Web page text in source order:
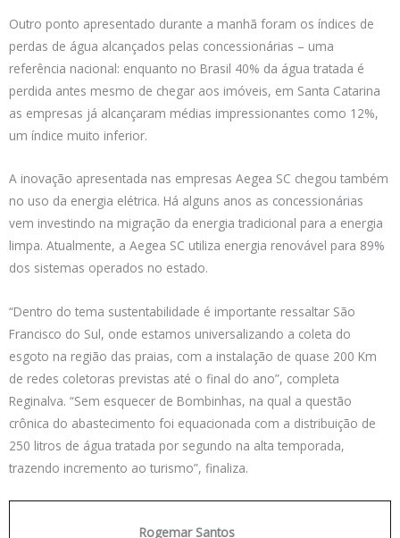
Outro ponto apresentado durante a manhã foram os índices de
perdas de água alcançados pelas concessionárias – uma
referência nacional: enquanto no Brasil 40% da água tratada é
perdida antes mesmo de chegar aos imóveis, em Santa Catarina
as empresas já alcançaram médias impressionantes como 12%,
um índice muito inferior.
A inovação apresentada nas empresas Aegea SC chegou também
no uso da energia elétrica. Há alguns anos as concessionárias
vem investindo na migração da energia tradicional para a energia
limpa. Atualmente, a Aegea SC utiliza energia renovável para 89%
dos sistemas operados no estado.
“Dentro do tema sustentabilidade é importante ressaltar São
Francisco do Sul, onde estamos universalizando a coleta do
esgoto na região das praias, com a instalação de quase 200 Km
de redes coletoras previstas até o final do ano”, completa
Reginalva. “Sem esquecer de Bombinhas, na qual a questão
crônica do abastecimento foi equacionada com a distribuição de
250 litros de água tratada por segundo na alta temporada,
trazendo incremento ao turismo”, finaliza.
Rogemar Santos